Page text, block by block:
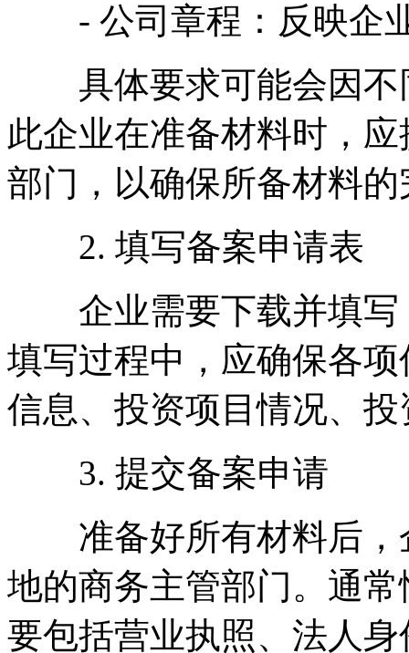
- 公司章程：反映企业
具体要求可能会因不
此企业在准备材料时，
部门，以确保所备材料
2. 填写备案申请表
企业需要下载并填写
填写过程中，应确保各
信息、投资项目情况、
3. 提交备案申请
准备好所有材料后，
地的商务主管部门。通
要包括营业执照、法人